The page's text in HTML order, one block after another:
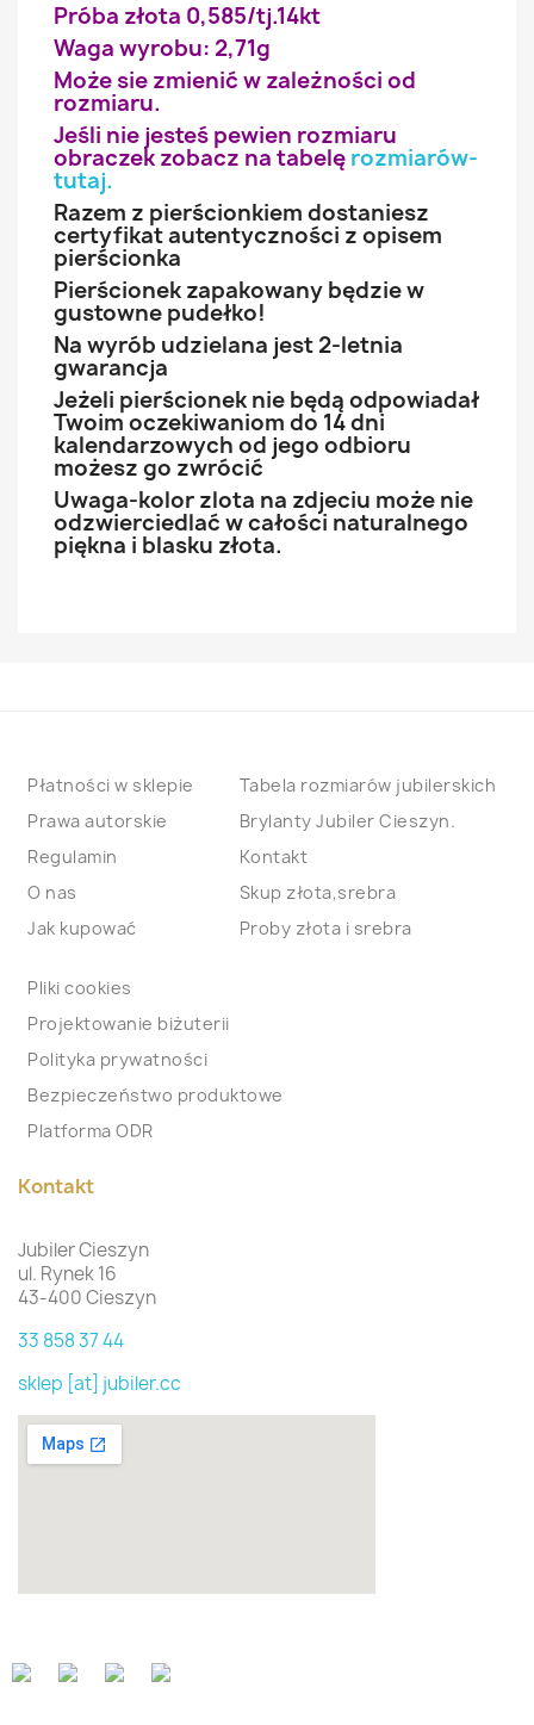
Próba złota 0,585/tj.14kt
Waga wyrobu: 2,71g
Może sie zmienić w zależności od
rozmiaru.
Jeśli nie jesteś pewien rozmiaru
obraczek zobacz na tabelę rozmiarów-
tutaj.
Razem z pierścionkiem dostaniesz
certyfikat autentyczności z opisem
pierścionka
Pierścionek zapakowany będzie w
gustowne pudełko!
Na wyrób udzielana jest 2-letnia
gwarancja
Jeżeli pierścionek nie będą odpowiadał
Twoim oczekiwaniom do 14 dni
kalendarzowych od jego odbioru
możesz go zwrócić
Uwaga-kolor zlota na zdjeciu może nie
odzwierciedlać w całości naturalnego
piękna i blasku złota.
Płatności w sklepie
Prawa autorskie
Regulamin
O nas
Jak kupować
Tabela rozmiarów jubilerskich
Brylanty Jubiler Cieszyn.
Kontakt
Skup złota,srebra
Proby złota i srebra
Pliki cookies
Projektowanie biżuterii
Polityka prywatności
Bezpieczeństwo produktowe
Platforma ODR
Kontakt
Jubiler Cieszyn
ul. Rynek 16
43-400 Cieszyn
33 858 37 44
sklep [at] jubiler.cc